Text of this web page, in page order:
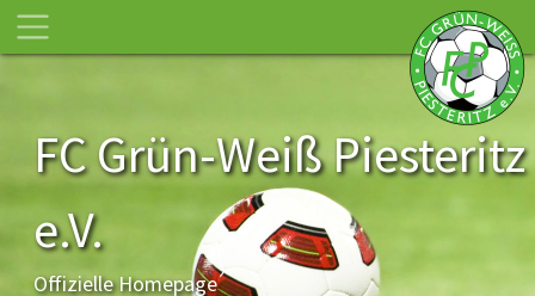
FC Grün-Weiß Piesteritz
e.V.
Offizielle Homepage